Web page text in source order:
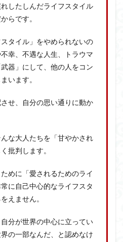
したしんだライフスタイル
らです。
スタイル」をやめられないの
幸、不遇な人生、トラウマ
武器」にして、他の人をコン
います。
せ、自分の思い通りに動か
な大人たちを「甘やかされ
批判します。
めに「愛されるためのライ
に自己中心的なライフスタ
えません。
分が世界の中心に立ってい
の一部なんだ、と認めなけ